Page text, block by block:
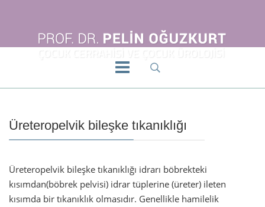
Üreteropelvik bileşke tıkanıklığı
Üreteropelvik bileşke tıkanıklığı idrarı böbrekteki
kısımdan(böbrek pelvisi) idrar tüplerine (üreter) ileten
kısımda bir tıkanıklık olmasıdır. Genellikle hamilelik